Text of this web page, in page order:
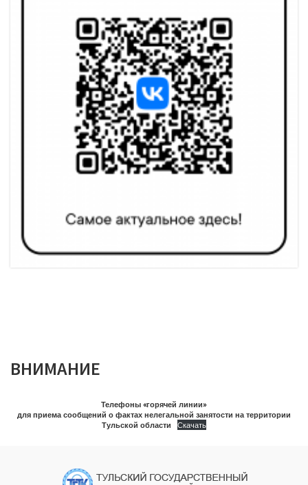
ВНИМАНИЕ
Телефоны «горячей линии»
для приема сообщений о фактах нелегальной занятости на территории
Тульской области
Скачать